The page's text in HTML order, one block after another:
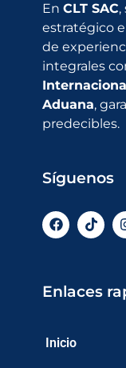
EnCLT SAC,
estratégico
de
integrales
Aduana,
predecibles.
Síguenos
Enlaces
Inicio